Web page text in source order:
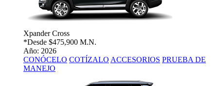
Xpander Cross
*Desde $475,900 M.N.
Año: 2026
CONÓCELO COTÍZALO ACCESORIOS PRUEBA DE
MANEJO